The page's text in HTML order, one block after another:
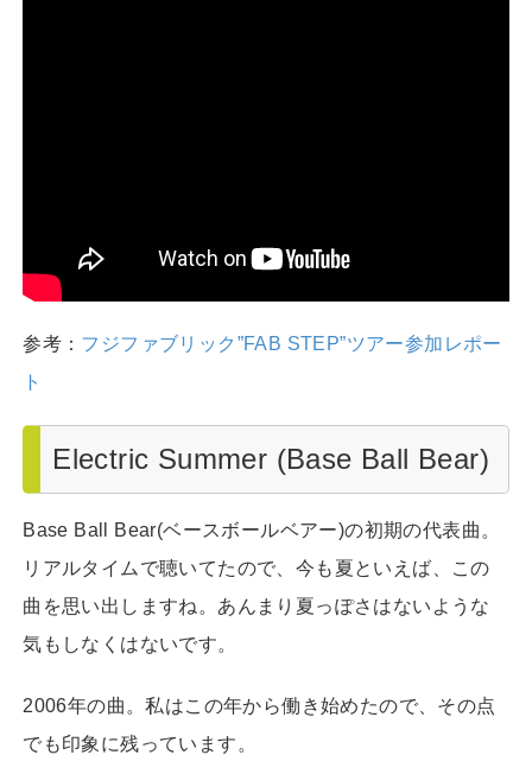
参考： フジファブリック”FAB STEP”ツアー参加レポー
ト
Electric Summer (Base Ball Bear)
Base Ball Bear(ベースボールベアー)の初期の代表曲。
リアルタイムで聴いてたので、今も夏といえば、この
曲を思い出しますね。あんまり夏っぽさはないような
気もしなくはないです。
2006年の曲。私はこの年から働き始めたので、その点
でも印象に残っています。